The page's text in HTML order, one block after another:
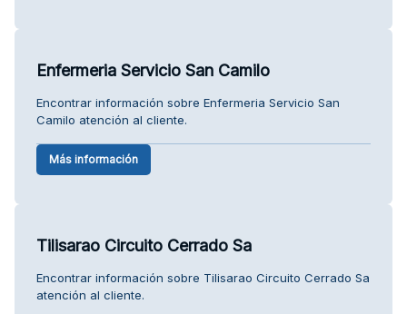
Enfermeria Servicio San Camilo
Encontrar información sobre Enfermeria Servicio San
Camilo atención al cliente.
Más información
Tilisarao Circuito Cerrado Sa
Encontrar información sobre Tilisarao Circuito Cerrado Sa
atención al cliente.